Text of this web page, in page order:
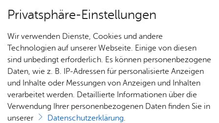
Über­sicht Bür­ger & Stadt
Stadt­plan
Eventagen­tur King­Kar­la
GmbH
Privatsphäre-Einstellungen
Wir verwenden Dienste, Cookies und andere
Technologien auf unserer Webseite. Einige von diesen
sind unbedingt erforderlich. Es können personenbezogene
Daten, wie z. B. IP-Adressen für personalisierte Anzeigen
und Inhalte oder Messungen von Anzeigen und Inhalten
verarbeitet werden. Detaillierte Informationen über die
Verwendung Ihrer personenbezogenen Daten finden Sie in
unserer
Datenschutzerklärung.